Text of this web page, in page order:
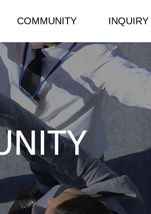
COMMUNITY INQUIRY